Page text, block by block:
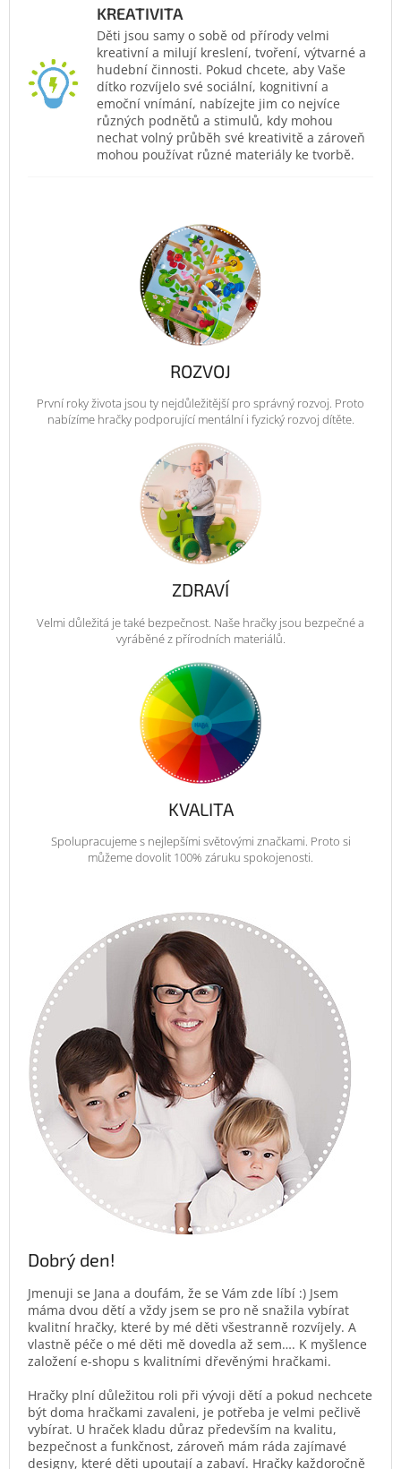
KREATIVITA
Děti jsou samy o sobě od přírody velmi
kreativní a milují kreslení, tvoření, výtvarné a
hudební činnosti. Pokud chcete, aby Vaše
dítko rozvíjelo své sociální, kognitivní a
emoční vnímání, nabízejte jim co nejvíce
různých podnětů a stimulů, kdy mohou
nechat volný průběh své kreativitě a zároveň
mohou používat různé materiály ke tvorbě.
ROZVOJ
První roky života jsou ty nejdůležitější pro správný rozvoj. Proto
nabízíme hračky podporující mentální i fyzický rozvoj dítěte.
ZDRAVÍ
Velmi důležitá je také bezpečnost. Naše hračky jsou bezpečné a
vyráběné z přírodních materiálů.
KVALITA
Spolupracujeme s nejlepšími světovými značkami. Proto si
můžeme dovolit 100% záruku spokojenosti.
Dobrý den!
Jmenuji se Jana a doufám, že se Vám zde líbí :) Jsem
máma dvou dětí a vždy jsem se pro ně snažila vybírat
kvalitní hračky, které by mé děti všestranně rozvíjely. A
vlastně péče o mé děti mě dovedla až sem…. K myšlence
založení e-shopu s kvalitními dřevěnými hračkami.
Hračky plní důležitou roli při vývoji dětí a pokud nechcete
být doma hračkami zavaleni, je potřeba je velmi pečlivě
vybírat. U hraček kladu důraz především na kvalitu,
bezpečnost a funkčnost, zároveň mám ráda zajímavé
designy, které děti upoutají a zabaví. Hračky každoročně